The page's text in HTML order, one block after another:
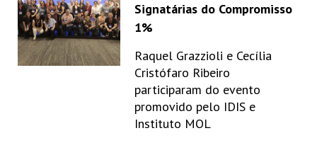
Signatárias do Compromisso
1%
Raquel Grazzioli e Cecília
Cristófaro Ribeiro
participaram do evento
promovido pelo IDIS e
Instituto MOL